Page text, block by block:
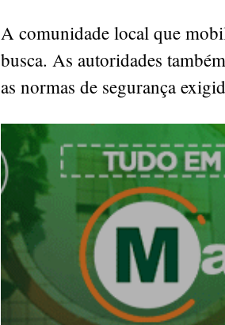
A comunidade local que
busca. As autoridades
as normas de segurança